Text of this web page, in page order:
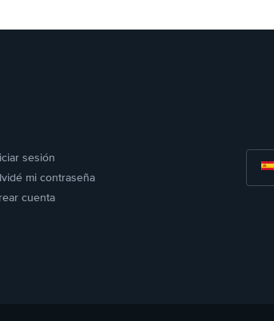
sesión
mi contraseña
cuenta